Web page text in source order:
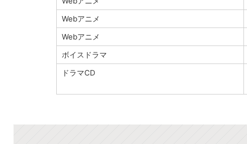
Webアニメ
Webアニメ
ボイスドラマ
ドラマCD